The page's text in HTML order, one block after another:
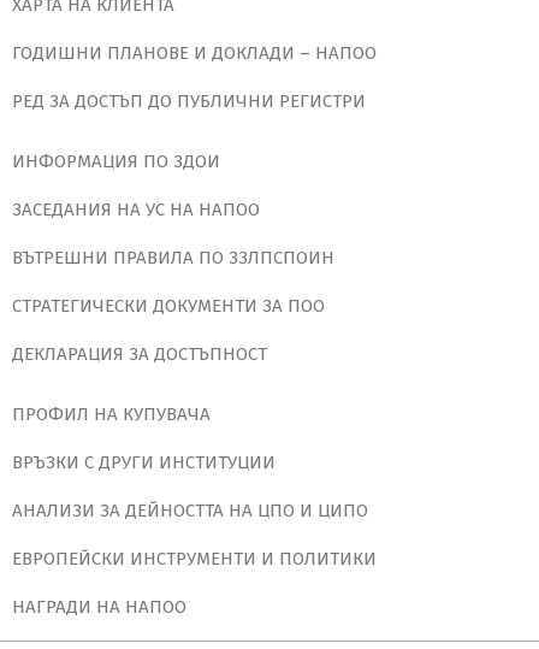
ХАРТА НА КЛИЕНТА
ГОДИШНИ ПЛАНОВЕ И ДОКЛАДИ – НАПОО
РЕД ЗА ДОСТЪП ДО ПУБЛИЧНИ РЕГИСТРИ
ИНФОРМАЦИЯ ПО ЗДОИ
ЗАСЕДАНИЯ НА УС НА НАПОО
ВЪТРЕШНИ ПРАВИЛА ПО ЗЗЛПСПОИН
СТРАТЕГИЧЕСКИ ДОКУМЕНТИ ЗА ПОО
ДЕКЛАРАЦИЯ ЗА ДОСТЪПНОСТ
ПРОФИЛ НА КУПУВАЧА
ВРЪЗКИ С ДРУГИ ИНСТИТУЦИИ
АНАЛИЗИ ЗА ДЕЙНОСТТА НА ЦПО И ЦИПО
ЕВРОПЕЙСКИ ИНСТРУМЕНТИ И ПОЛИТИКИ
НАГРАДИ НА НАПОО